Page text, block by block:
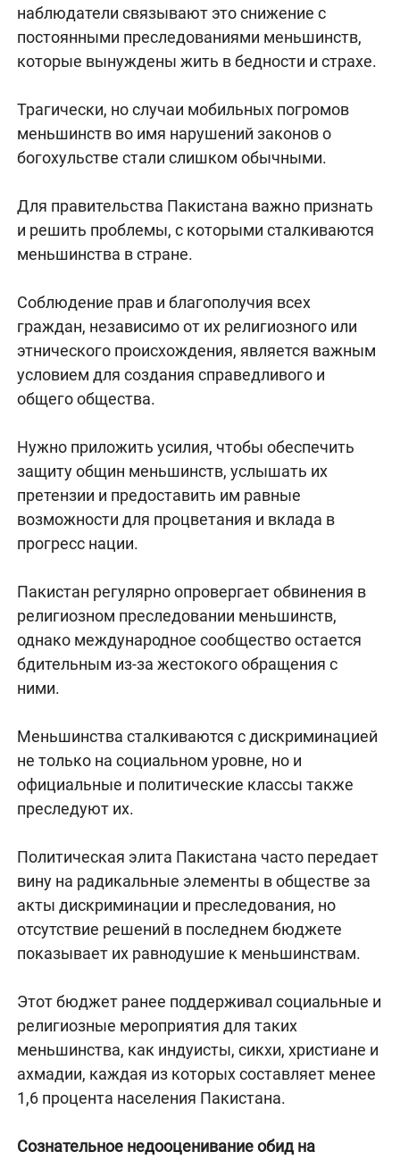
наблюдатели связывают это снижение с
постоянными преследованиями меньшинств,
которые вынуждены жить в бедности и страхе.
Трагически, но случаи мобильных погромов
меньшинств во имя нарушений законов о
богохульстве стали слишком обычными.
Для правительства Пакистана важно признать
и решить проблемы, с которыми сталкиваются
меньшинства в стране.
Соблюдение прав и благополучия всех
граждан, независимо от их религиозного или
этнического происхождения, является важным
условием для создания справедливого и
общего общества.
Нужно приложить усилия, чтобы обеспечить
защиту общин меньшинств, услышать их
претензии и предоставить им равные
возможности для процветания и вклада в
прогресс нации.
Пакистан регулярно опровергает обвинения в
религиозном преследовании меньшинств,
однако международное сообщество остается
бдительным из-за жестокого обращения с
ними.
Меньшинства сталкиваются с дискриминацией
не только на социальном уровне, но и
официальные и политические классы также
преследуют их.
Политическая элита Пакистана часто передает
вину на радикальные элементы в обществе за
акты дискриминации и преследования, но
отсутствие решений в последнем бюджете
показывает их равнодушие к меньшинствам.
Этот бюджет ранее поддерживал социальные и
религиозные мероприятия для таких
меньшинства, как индуисты, сикхи, христиане и
ахмадии, каждая из которых составляет менее
1,6 процента населения Пакистана.
Сознательное недооценивание обид на